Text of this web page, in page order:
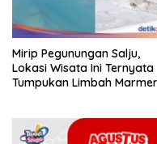
Mirip Pegunungan Salju,
Lokasi Wisata Ini Ternyata
Tumpukan Limbah Marmer